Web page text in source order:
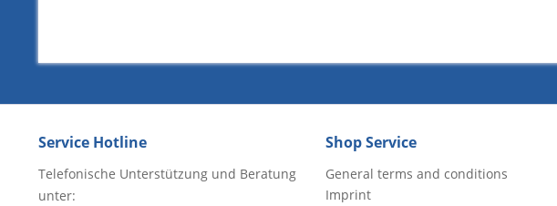
Service Hotline
Telefonische Unterstützung und Beratung
unter:
Shop Service
General terms and conditions
Imprint